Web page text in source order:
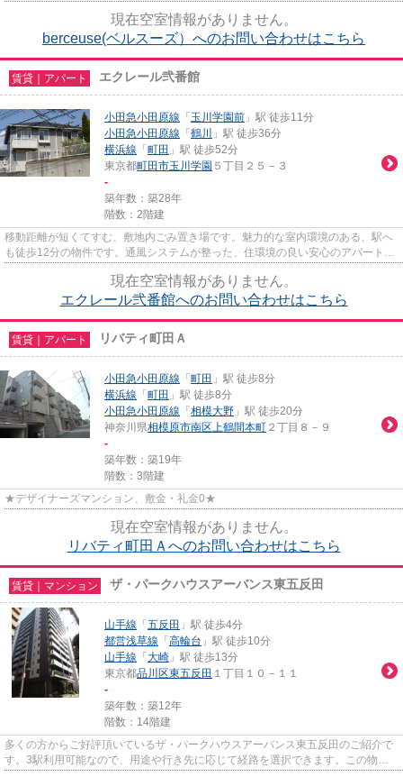
現在空室情報がありません。
berceuse(ベルスーズ）へのお問い合わせはこちら
賃貸｜アパート エクレール弐番館
小田急小田原線 「 玉川学園前 」駅 徒歩11分
小田急小田原線 「 鶴川
」駅 徒歩36分
横浜線 「 町田 」駅 徒歩52分
東京都町田市玉川学園 ５丁目２５－３
-
築年数：築28年
階数：2階建
移動距離が短くてすむ、敷地内ごみ置き場です。魅力的な室内環境のある、駅へ
も徒歩12分の物件です。通風システムが整った、住環境の良い安心のアパートで
現在空室情報がありません。
エクレール弐番館へのお問い合わせはこちら
賃貸｜アパート リバティ町田Ａ
小田急小田原線 「 町田 」駅 徒歩8分
横浜線 「 町田 」駅 徒歩8分
小田急小田原線 「 相模大野 」駅 徒歩20分
神奈川県相模原市南区上鶴間本町 ２丁目８－９
-
築年数：築19年
階数：3階建
★デザイナーズマンション、敷金・礼金0★
現在空室情報がありません。
リバティ町田Ａへのお問い合わせはこちら
賃貸｜マンション ザ・パークハウスアーバンス東五反田
山手線 「 五反田 」駅 徒歩4分
都営浅草線 「 高輪台 」駅 徒歩10分
山手線 「 大崎 」駅 徒歩13分
東京都品川区東五反田 １丁目１０－１１
-
築年数：築12年
階数：14階建
多くの方からご好評頂いているザ・パークハウスアーバンス東五反田のご紹介で
す。3駅利用可能なので、用途や行き先に応じて経路を選択できます。この物件